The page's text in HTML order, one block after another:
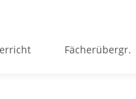
Fächerübergr.